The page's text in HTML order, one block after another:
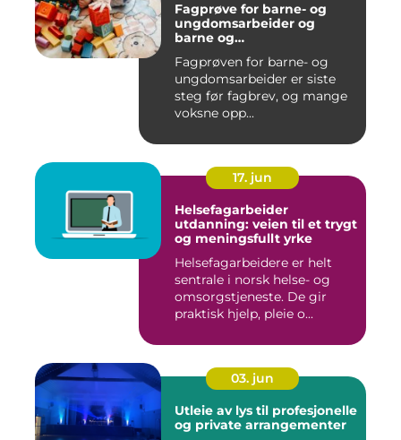
Fagprøve for barne- og
ungdomsarbeider og
barne og
og VG2
Fagprøven for barne- og
ungdomsarbeider er siste
steg før fagbrev, og mange
voksne opp...
17. jun
Helsefagarbeider
utdanning: veien til et trygt
og meningsfullt yrke
Helsefagarbeidere er helt
sentrale i norsk helse- og
omsorgstjeneste. De gir
praktisk hjelp, pleie o...
03. jun
Utleie av lys til profesjonelle
og private arrangementer